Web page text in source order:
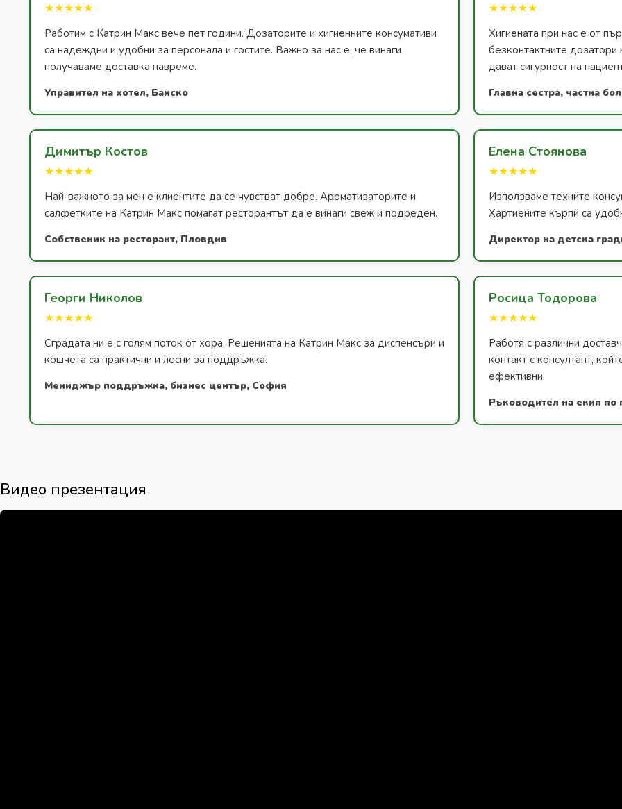
★★★★★
Работим с Катрин Макс вече пет години. Дозаторите и хигиенните консумативи
са надеждни и удобни за персонала и гостите. Важно за нас е, че винаги
получаваме доставка навреме.
Управител на хотел, Банско
★★★★★
Хигиената при нас е от
безконтактните дозатори
дават сигурност на
Главна сестра, частна
Димитър Костов
★★★★★
Най-важното за мен е клиентите да се чувстват добре. Ароматизаторите и
салфетките на Катрин Макс помагат ресторантът да е винаги свеж и подреден.
Собственик на ресторант, Пловдив
Елена Стоянова
★★★★★
Използваме техните
Хартиените кърпи са
Директор на детска
Георги Николов
★★★★★
Сградата ни е с голям поток от хора. Решенията на Катрин Макс за диспенсъри и
кошчета са практични и лесни за поддръжка.
Мениджър поддръжка, бизнес център, София
Росица Тодорова
★★★★★
Работя с различни
контакт с консултант,
ефективни.
Ръководител на екип по
Видео презентация